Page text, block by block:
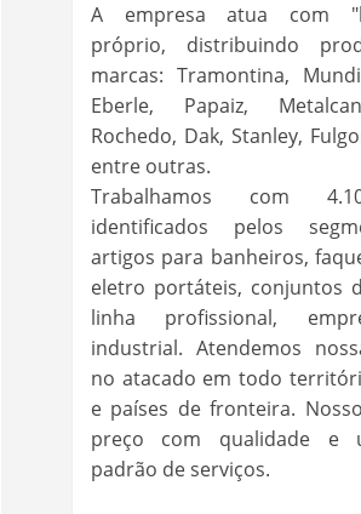
A empresa atua com
próprio, distribuindo
marcas: Tramontina,
Eberle, Papaiz,
Rochedo, Dak, Stanley,
entre outras.
Trabalhamos com
identificados pelos
artigos para banheiros,
eletro portáteis, conjuntos
linha profissional,
industrial. Atendemos
no atacado em todo
e países de fronteira.
preço com qualidade e
padrão de serviços.